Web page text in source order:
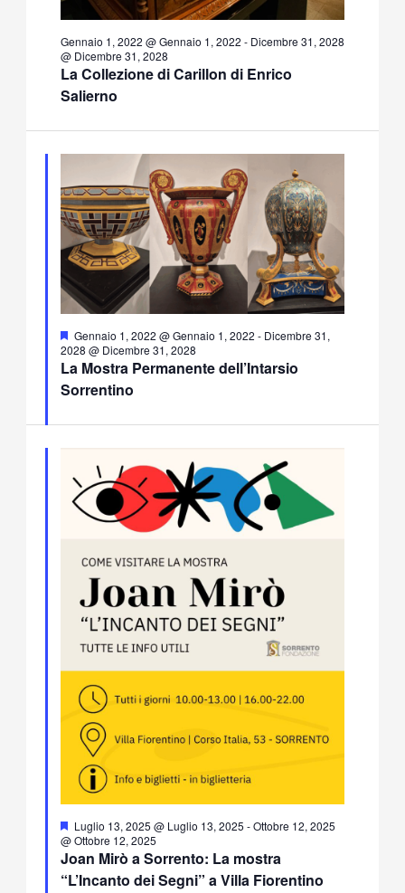
La Collezione di Carillon di Enrico
Salierno
Gennaio 1, 2022 @ Gennaio 1, 2022 - Dicembre 31, 2028
@ Dicembre 31, 2028
La Mostra Permanente dell’Intarsio
Sorrentino
Segnalati
Gennaio 1, 2022 @ Gennaio 1, 2022 - Dicembre 31,
2028 @ Dicembre 31, 2028
Joan Mirò a Sorrento: La mostra
“L’Incanto dei Segni” a Villa Fiorentino
Segnalati
Luglio 13, 2025 @ Luglio 13, 2025 -Ottobre 12, 2025
@ Ottobre 12, 2025